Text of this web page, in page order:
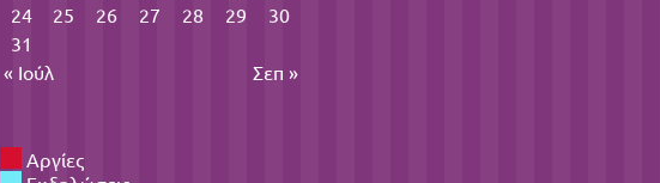
24
25 26 27 28 29
30
31
« Ιούλ
Σεπ »
Αργίες